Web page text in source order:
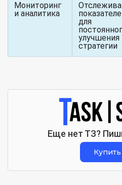
Мониторинг
и аналитика
для
улучшения
стратегии
Еще нет ТЗ?
Купить